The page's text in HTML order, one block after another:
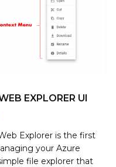
EXPLORER UI
Explorer is the first
your Azure
file explorer that